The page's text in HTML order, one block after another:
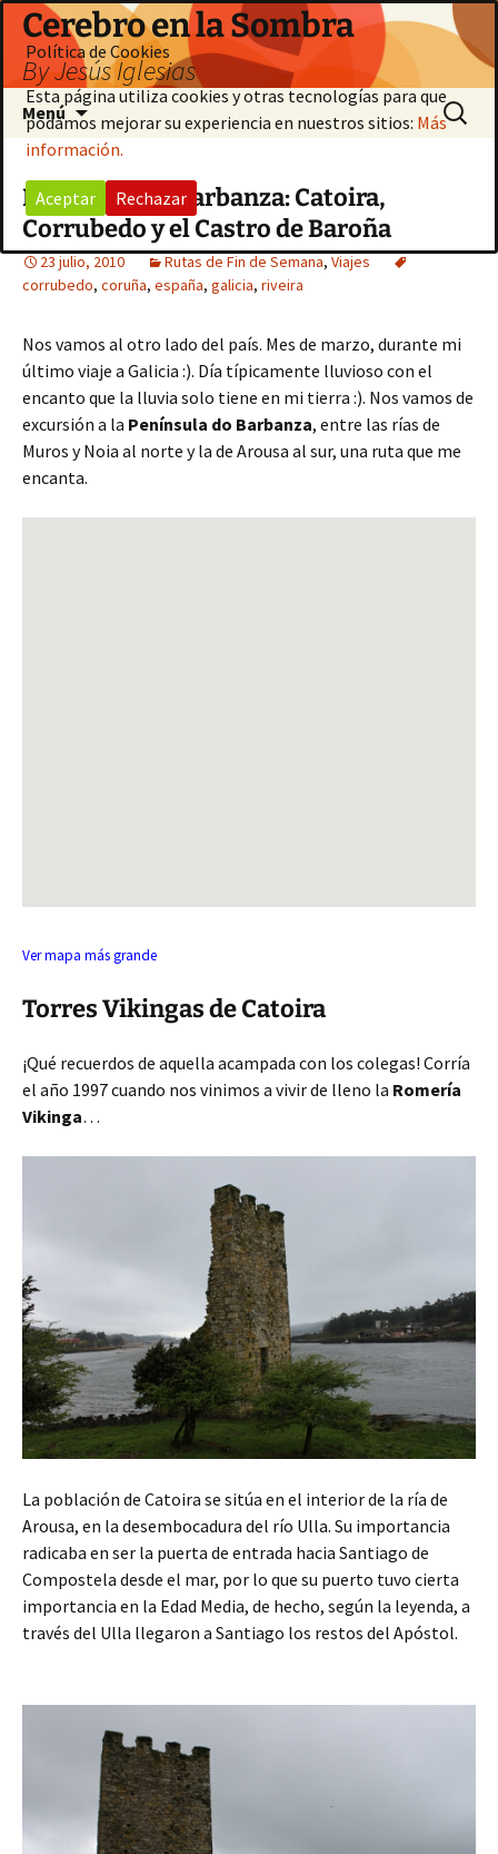
Saltar
contenido
Cerebro en la Sombra
By Jesús Iglesias
Menú Buscar:
Península do Barbanza: Catoira,
Corrubedo y el Castro de Baroña
23 julio, 2010 Rutas de Fin de Semana, Viajes
corrubedo, coruña, españa, galicia, riveira
Nos vamos al otro lado del país. Mes de marzo, durante mi
último viaje a Galicia :). Día típicamente lluvioso con el
encanto que la lluvia solo tiene en mi tierra :). Nos vamos de
excursión a la Península do Barbanza, entre las rías de
Muros y Noia al norte y la de Arousa al sur, una ruta que me
encanta.
Ver mapa más grande
Torres Vikingas de Catoira
¡Qué recuerdos de aquella acampada con los colegas! Corría
el año 1997 cuando nos vinimos a vivir de lleno la Romería
Vikinga…
La población de Catoira se sitúa en el interior de la ría de
Arousa, en la desembocadura del río Ulla. Su importancia
radicaba en ser la puerta de entrada hacia Santiago de
Compostela desde el mar, por lo que su puerto tuvo cierta
importancia en la Edad Media, de hecho, según la leyenda, a
través del Ulla llegaron a Santiago los restos del Apóstol.
Política de Cookies
Esta página utiliza cookies y otras tecnologías para que
podamos mejorar su experiencia en nuestros sitios: Más
información.
Aceptar Rechazar